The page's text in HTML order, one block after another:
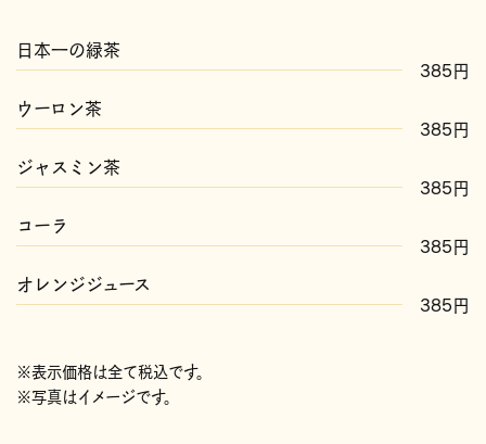
日本一の緑茶
385円
ウーロン茶
385円
ジャスミン茶
385円
コーラ
385円
オレンジジュース
385円
※表示価格は全て税込です。
※写真はイメージです。